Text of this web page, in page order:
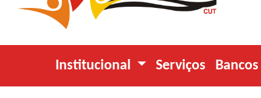
Institucional Serviços Bancos